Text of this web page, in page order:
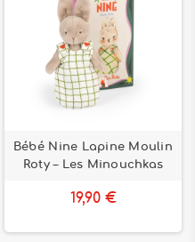
Bébé Nine Lapine Moulin
Roty – Les Minouchkas
19,90 €